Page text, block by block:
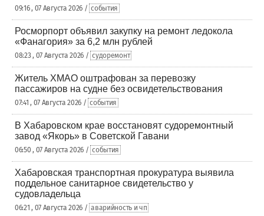
09:16 , 07 Августа 2026 / события
Росморпорт объявил закупку на ремонт ледокола
«Фанагория» за 6,2 млн рублей
08:23 , 07 Августа 2026 / судоремонт
Житель ХМАО оштрафован за перевозку
пассажиров на судне без освидетельствования
07:41 , 07 Августа 2026 / события
В Хабаровском крае восстановят судоремонтный
завод «Якорь» в Советской Гавани
06:50 , 07 Августа 2026 / события
Хабаровская транспортная прокуратура выявила
поддельное санитарное свидетельство у
судовладельца
06:21 , 07 Августа 2026 / аварийность и чп